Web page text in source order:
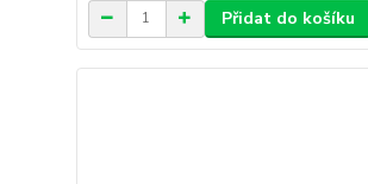
Přidat do košíku